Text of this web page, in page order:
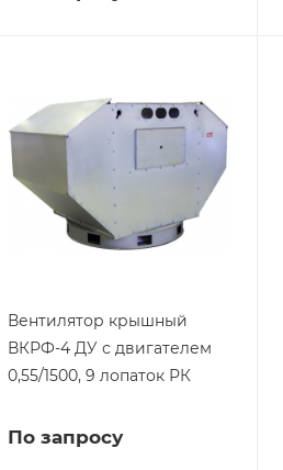
Вентилятор крышный
ВКРФ-4 ДУ с двигателем
0,55/1500, 9 лопаток РК
По запросу